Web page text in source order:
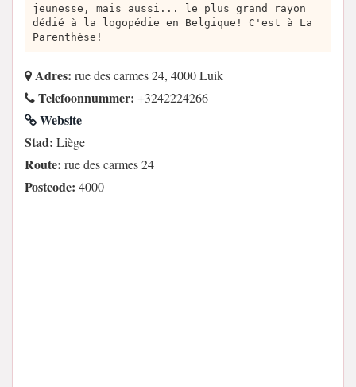
jeunesse, mais aussi... le plus grand rayon
dédié à la logopédie en Belgique! C'est à La
Parenthèse!
Adres: rue des carmes 24, 4000 Luik
Telefoonnummer: +3242224266
Website
Stad: Liège
Route: rue des carmes 24
Postcode: 4000